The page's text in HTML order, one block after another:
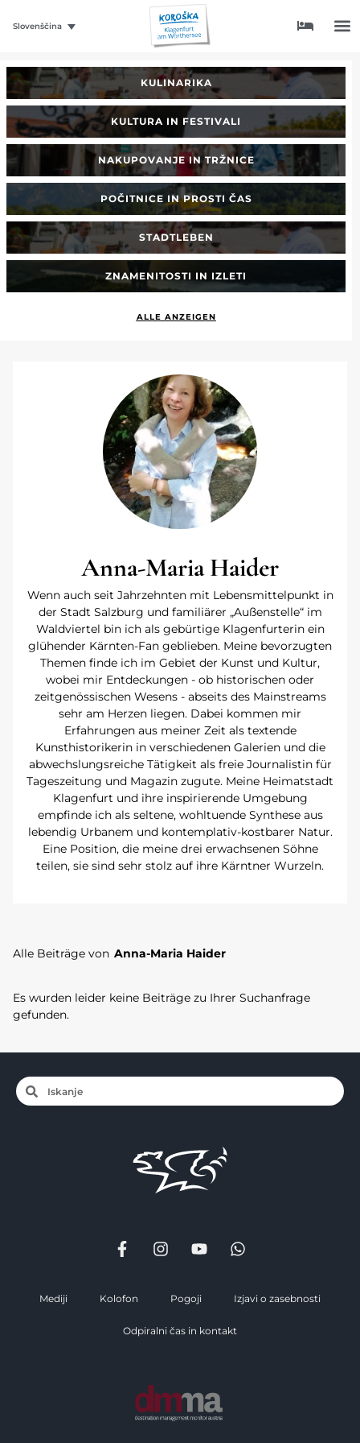
Slovenščina
Anna-Maria Haider
Wenn auch seit Jahrzehnten mit Lebensmittelpunkt in
der Stadt Salzburg und familiärer „Außenstelle“ im
Waldviertel bin ich als gebürtige Klagenfurterin ein
glühender Kärnten-Fan geblieben. Meine bevorzugten
Themen finde ich im Gebiet der Kunst und Kultur,
wobei mir Entdeckungen - ob historischen oder
zeitgenössischen Wesens - abseits des Mainstreams
sehr am Herzen liegen. Dabei kommen mir
Erfahrungen aus meiner Zeit als textende
Kunsthistorikerin in verschiedenen Galerien und die
abwechslungsreiche Tätigkeit als freie Journalistin für
Tageszeitung und Magazin zugute. Meine Heimatstadt
Klagenfurt und ihre inspirierende Umgebung
empfinde ich als seltene, wohltuende Synthese aus
lebendig Urbanem und kontemplativ-kostbarer Natur.
Eine Position, die meine drei erwachsenen Söhne
teilen, sie sind sehr stolz auf ihre Kärntner Wurzeln.
Alle Beiträge von Anna-Maria Haider
Es wurden leider keine Beiträge zu Ihrer Suchanfrage
gefunden.
KULINARIKA
KULTURA IN FESTIVALI
NAKUPOVANJE IN TRŽNICE
POČITNICE IN PROSTI ČAS
STADTLEBEN
ZNAMENITOSTI IN IZLETI
ALLE ANZEIGEN
Mediji Kolofon Pogoji Izjavi o zasebnosti
Odpiralni čas in kontakt